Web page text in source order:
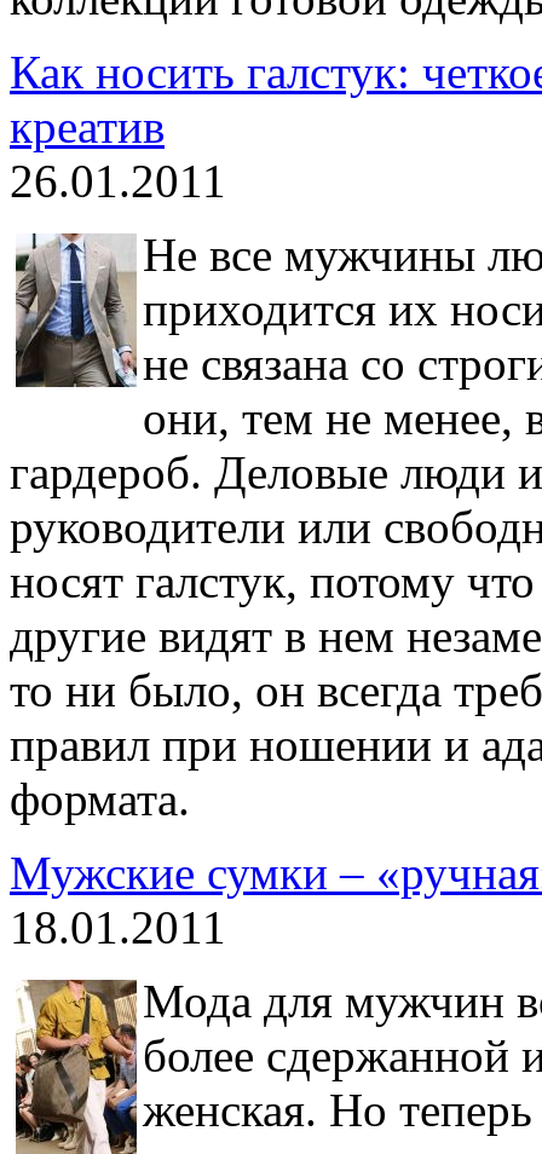
Как носить галстук:
креатив
26.01.2011
Не все мужчины
приходится их
не связана со
они, тем не менее,
гардероб. Деловые люди
руководители или
носят галстук, потому
другие видят в нем
то ни было, он всегда
правил при ношении и
формата.
Мужские сумки –
18.01.2011
Мода для мужчин
более сдержанной
женская. Но